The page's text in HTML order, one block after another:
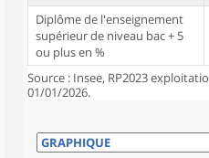
Diplôme de l'enseignement
supérieur de niveau bac + 5
ou plus en %
Source : Insee, RP2023
01/01/2026.